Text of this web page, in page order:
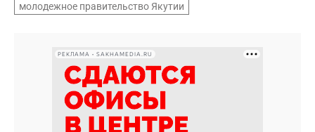
молодежное правительство Якутии
РЕКЛАМА • SAKHAMEDIA.RU